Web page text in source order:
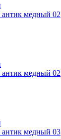
медный 02
медный 02
медный 03